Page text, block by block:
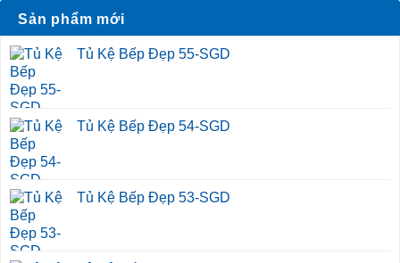
Sản phẩm mới
Tủ Kệ Bếp Đẹp 55-SGD
Tủ Kệ Bếp Đẹp 54-SGD
Tủ Kệ Bếp Đẹp 53-SGD